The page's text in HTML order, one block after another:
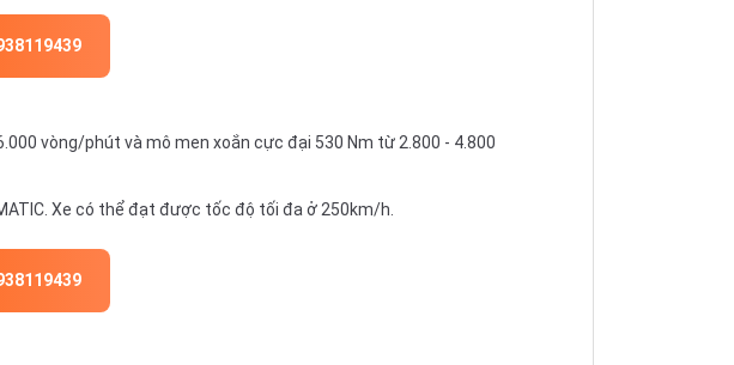
vòng/phút và mô men xoắn cực đại 530 Nm từ 2.800 - 4.800
Xe có thể đạt được tốc độ tối đa ở 250km/h.